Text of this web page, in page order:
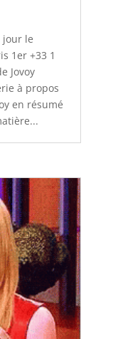
jour le
1er +33 1
Jovoy
à propos
en résumé